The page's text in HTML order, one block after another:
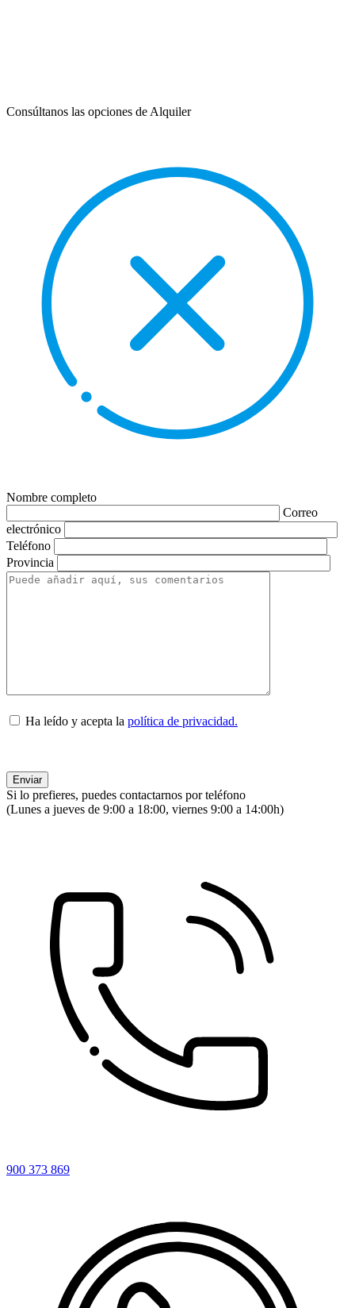
Consúltanos las opciones de Alquiler
Nombre completo
Correo
electrónico
Teléfono
Provincia
Ha leído y acepta la política de privacidad.
Si lo prefieres, puedes contactarnos por teléfono
(Lunes a jueves de 9:00 a 18:00, viernes 9:00 a 14:00h)
900 373 869